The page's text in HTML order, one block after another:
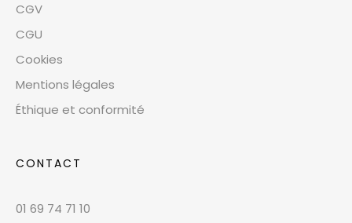
CGV
CGU
Cookies
Mentions légales
Éthique et conformité
CONTACT
01 69 74 71 10